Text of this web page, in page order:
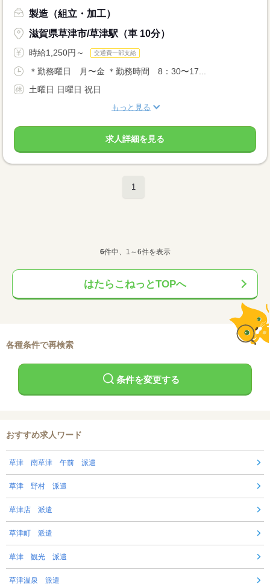
製造（組立・加工）
滋賀県草津市/草津駅（車 10分）
時給1,250円～ 交通費一部支給
＊勤務曜日 月〜金 ＊勤務時間 8：30〜17...
土曜日 日曜日 祝日
もっと見る
求人詳細を見る
1
6件中、1～6件を表示
はたらこねっとTOPへ
各種条件で再検索
条件を変更する
おすすめ求人ワード
草津 南草津 午前 派遣
草津 野村 派遣
草津店 派遣
草津町 派遣
草津 観光 派遣
草津温泉 派遣